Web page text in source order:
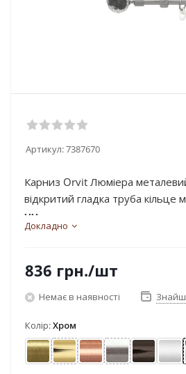
Артикул:7387670
Карниз Orvit Люміера
відкритий гладка труба кільце
мм...
Докладно
836 грн./шт
Немає в наявності
Колір:Хром
АнтикЗолотоМідьНержавіюча
Онікс